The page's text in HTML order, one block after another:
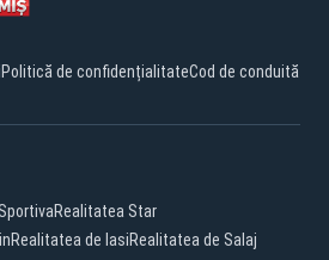
Politică de confidențialitateCod de conduită
Realitatea Star
Realitatea de IasiRealitatea de Salaj